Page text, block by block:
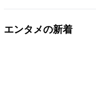
エンタメの新着